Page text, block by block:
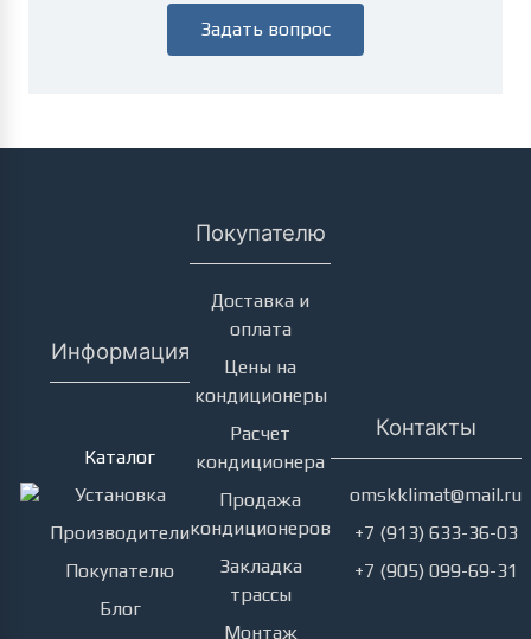
Задать вопрос
Информация
Каталог
Установка
Производители
Покупателю
Блог
Покупателю
Доставка и
оплата
Цены на
кондиционеры
Расчет
кондиционера
Продажа
кондиционеров
Закладка
трассы
Монтаж
Контакты
omskklimat@mail.ru
+7 (913) 633-36-03
+7 (905) 099-69-31